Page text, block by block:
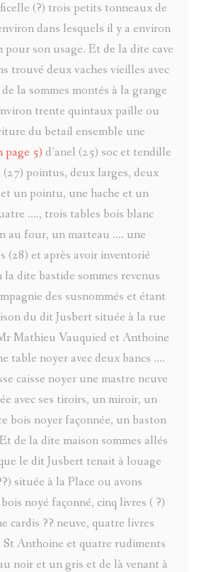
(?) trois petits tonneaux de
dans lesquels il y a environ
pour son usage. Et de la dite cave
trouvé deux vaches vieilles avec
la sommes montés à la grange
trente quintaux paille ou
du betail ensemble une
page 5) d’anel (25) soc et tendille
(27) pointus, deux larges, deux
un pointu, une hache et un
...., trois tables bois blanc
au four, un marteau .... une
(28) et après avoir inventorié
la dite bastide sommes revenus
des susnommés et étant
du dit Jusbert située à la rue
Mathieu Vauquied et Anthoine
table noyer avec deux bancs ....
caisse noyer une mastre neuve
avec ses tiroirs, un miroir, un
bois noyer façonnée, un baston
de la dite maison sommes allés
le dit Jusbert tenait à louage
située à la Place ou avons
noyé façonné, cinq livres ( ?)
cardis ?? neuve, quatre livres
Anthoine et quatre rudiments
noir et un gris et de là venant à